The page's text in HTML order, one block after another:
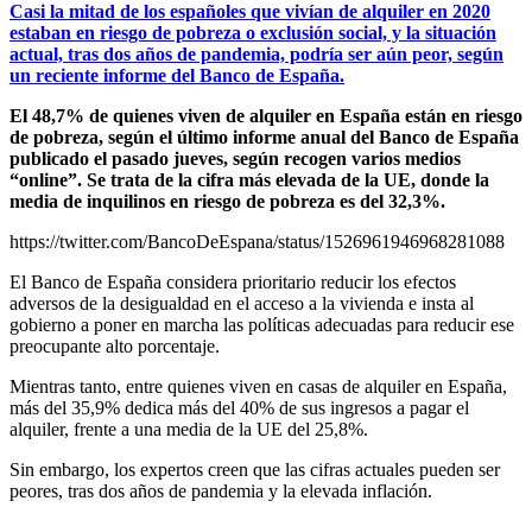
Casi la mitad de los españoles que vivían de alquiler en 2020
estaban en riesgo de pobreza o exclusión social, y la situación
actual, tras dos años de pandemia, podría ser aún peor, según
un reciente informe del Banco de España.
El 48,7% de quienes viven de alquiler en España están en riesgo
de pobreza, según el último informe anual del Banco de España
publicado el pasado jueves, según recogen varios medios
“online”. Se trata de la cifra más elevada de la UE, donde la
media de inquilinos en riesgo de pobreza es del 32,3%.
https://twitter.com/BancoDeEspana/status/1526961946968281088
El Banco de España considera prioritario reducir los efectos
adversos de la desigualdad en el acceso a la vivienda e insta al
gobierno a poner en marcha las políticas adecuadas para reducir ese
preocupante alto porcentaje.
Mientras tanto, entre quienes viven en casas de alquiler en España,
más del 35,9% dedica más del 40% de sus ingresos a pagar el
alquiler, frente a una media de la UE del 25,8%.
Sin embargo, los expertos creen que las cifras actuales pueden ser
peores, tras dos años de pandemia y la elevada inflación.